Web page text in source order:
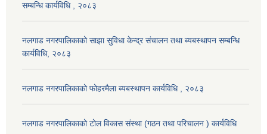
सम्बन्धि कार्यविधि , २०८३
नलगाड नगरपालिकाको साझा सुविधा केन्द्र संचालन तथा ब्यबस्थापन सम्बन्धि
कार्यविधि, २०८३
नलगाड नगरपालिकाको फोहरमैला ब्यबस्थापन कार्यविधि , २०८३
नलगाड नगरपालिकाको टोल विकास संस्था (गठन तथा परिचालन ) कार्यविधि